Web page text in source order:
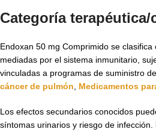
Categoría
Endoxan 50 mg Comprimido se
mediadas por el sistema inmunitario,
vinculadas a programas de suministro de
cáncer de pulmón
Medicamentos
Los efectos secundarios conocidos
síntomas urinarios y riesgo de